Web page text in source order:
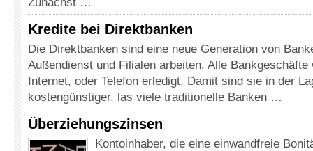
Kredite bei Direktbanken
Die Direktbanken sind eine neue Generation von
Außendienst und Filialen arbeiten. Alle Bankgeschäfte
Internet, oder Telefon erledigt. Damit sind sie in der
kostengünstiger, las viele traditionelle Banken …
Überziehungszinsen
Kontoinhaber, die eine einwandfreie